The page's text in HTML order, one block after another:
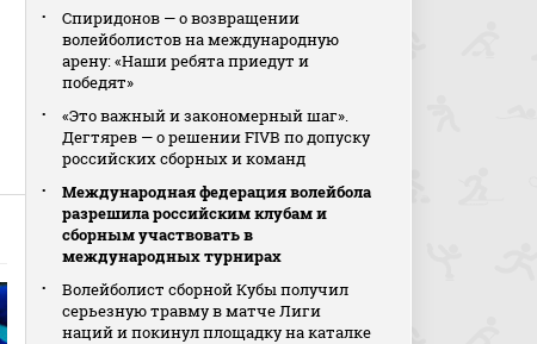
Спиридонов — о возвращении
волейболистов на международную
арену: «Наши ребята приедут и
победят»
«Это важный и закономерный шаг».
Дегтярев — о решении FIVB по допуску
российских сборных и команд
Международная федерация волейбола
разрешила российским клубам и
сборным участвовать в
международных турнирах
Волейболист сборной Кубы получил
серьезную травму в матче Лиги
наций и покинул площадку на каталке